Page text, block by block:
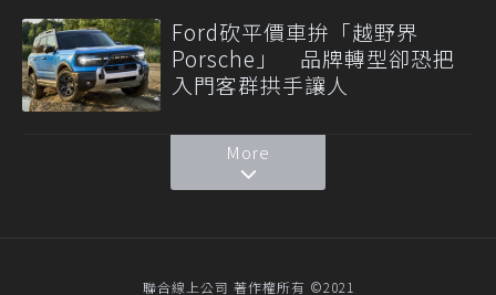
Ford砍平價車拚「越野界
Porsche」 品牌轉型卻恐把
入門客群拱手讓人
More
聯合線上公司 著作權所有 ©2021